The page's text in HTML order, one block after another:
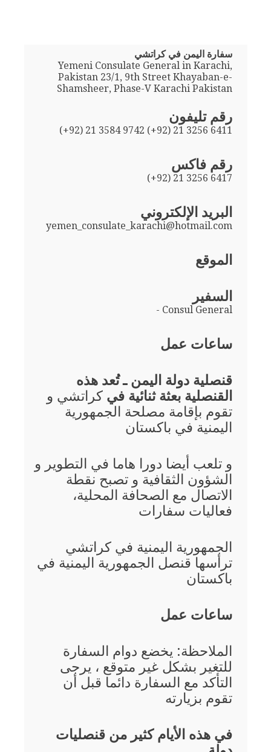
سفارة اليمن في كراتشي
Yemeni Consulate General in Karachi,
Pakistan 23/1, 9th Street Khayaban-e-
Shamsheer, Phase-V Karachi Pakistan
رقم تليفون
(+92) 21 3584 9742 (+92) 21 3256 6411
رقم فاكس
(+92) 21 3256 6417
البريد الإلكتروني
yemen_consulate_karachi@hotmail.com
الموقع
السفير
- Consul General
ساعات عمل
قنصلية دولة اليمن ـ تُعد هذه
القنصلية بعثة ثنائية في كراتشي و
تقوم بإقامة مصلحة الجمهورية
اليمنية في باكستان
و تلعب أيضا دورا هاما في التطوير و
الشؤون الثقافية و تصبح نقطة
الاتصال مع الصحافة المحلية،
فعاليات سفارات
الجمهورية اليمنية في كراتشي
ترأسها قنصل الجمهورية اليمنية في
باكستان
ساعات عمل
الملاحظة: يخضع دوام السفارة
للتغير بشكل غير متوقع ، يرجى
التأكد مع السفارة دائما قبل أن
تقوم بزيارته
في هذه الأيام كثير من قنصليات